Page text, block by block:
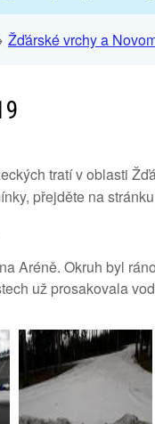
Žďárské vrchy a
tratí v oblasti
přejděte na stránku
Aréně. Okruh byl
už prosakovala